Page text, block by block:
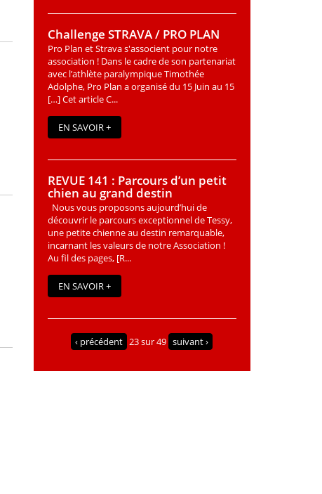
Challenge STRAVA / PRO PLAN
Pro Plan et Strava s'associent pour notre
association ! Dans le cadre de son partenariat
avec l’athlète paralympique Timothée
Adolphe, Pro Plan a organisé du 15 Juin au 15
[…] Cet article C...
EN SAVOIR +
REVUE 141 : Parcours d’un petit
chien au grand destin
Nous vous proposons aujourd’hui de
découvrir le parcours exceptionnel de Tessy,
une petite chienne au destin remarquable,
incarnant les valeurs de notre Association !
Au fil des pages, [R...
EN SAVOIR +
‹ précédent 23 sur 49 suivant ›